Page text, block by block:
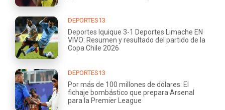
DEPORTES13
Deportes Iquique 3-1 Deportes Limache EN
VIVO: Resumen y resultado del partido de la
Copa Chile 2026
DEPORTES13
Por más de 100 millones de dólares: El
fichaje bombástico que prepara Arsenal
para la Premier League